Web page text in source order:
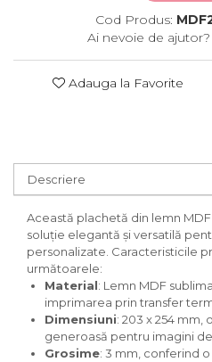
Cod Produs:
Ai nevoie de ajutor?
Adauga la Favorite
Descriere
Această plachetă din lemn
soluție elegantă și versatilă
personalizate. Caracteristicile
următoarele:
Material: Lemn MDF
imprimarea prin transfer
Dimensiuni: 203 x 254 mm,
generoasă pentru imagini
Grosime: 3 mm, conferind o